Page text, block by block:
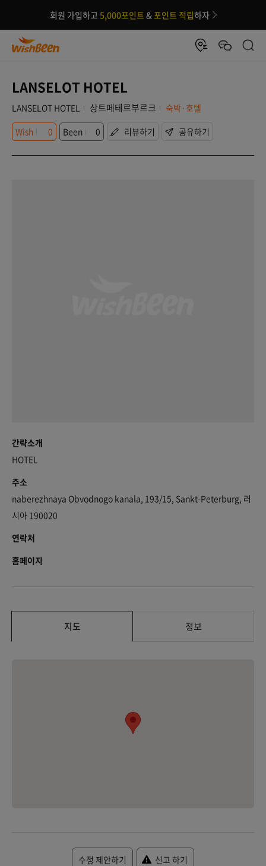
회원 가입하고 5,000포인트 &포인트 적립하자
LANSELOT HOTEL
LANSELOT HOTEL 상트페테르부르크
숙박·호텔
Wish
0 Been 0 리뷰하기 공유하기
간략소개
HOTEL
주소
naberezhnaya Obvodnogo kanala, 193/15, Sankt-Peterburg, 러
시아 190020
연락처
홈페이지
지도 정보
수정 제안하기 신고 하기